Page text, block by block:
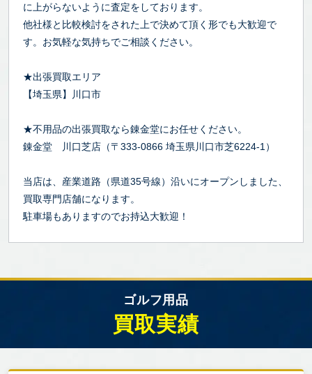
に上がらないように査定をしております。
他社様と比較検討をされた上で決めて頂く形でも大歓迎で
す。お気軽な気持ちでご相談ください。
★出張買取エリア
【埼玉県】川口市
★不用品の出張買取なら錬金堂にお任せください。
錬金堂 川口芝店（〒333-0866 埼玉県川口市芝6224-1）
当店は、産業道路（県道35号線）沿いにオープンしました、
買取専門店舗になります。
駐車場もありますのでお持込大歓迎！
ゴルフ用品
買取実績